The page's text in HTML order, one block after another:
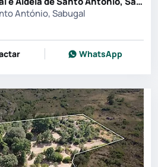
António, Sabugal
WhatsApp